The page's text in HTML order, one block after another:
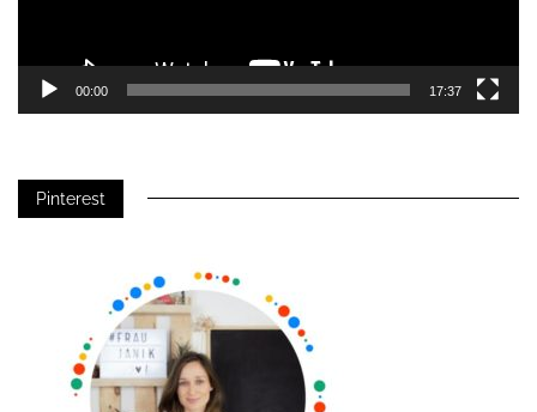
00:00 17:37
Pinterest